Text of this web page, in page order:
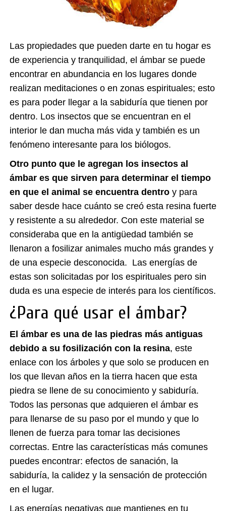
Las propiedades que pueden darte en tu hogar es
de experiencia y tranquilidad, el ámbar se puede
encontrar en abundancia en los lugares donde
realizan meditaciones o en zonas espirituales; esto
es para poder llegar a la sabiduría que tienen por
dentro. Los insectos que se encuentran en el
interior le dan mucha más vida y también es un
fenómeno interesante para los biólogos.
Otro punto que le agregan los insectos al
ámbar es que sirven para determinar el tiempo
en que el animal se encuentra dentro y para
saber desde hace cuánto se creó esta resina fuerte
y resistente a su alrededor. Con este material se
consideraba que en la antigüedad también se
llenaron a fosilizar animales mucho más grandes y
de una especie desconocida. Las energías de
estas son solicitadas por los espirituales pero sin
duda es una especie de interés para los científicos.
¿Para qué usar el ámbar?
El ámbar es una de las piedras más antiguas
debido a su fosilización con la resina, este
enlace con los árboles y que solo se producen en
los que llevan años en la tierra hacen que esta
piedra se llene de su conocimiento y sabiduría.
Todos las personas que adquieren el ámbar es
para llenarse de su paso por el mundo y que lo
llenen de fuerza para tomar las decisiones
correctas. Entre las características más comunes
puedes encontrar: efectos de sanación, la
sabiduría, la calidez y la sensación de protección
en el lugar.
Las energías negativas que mantienes en tu